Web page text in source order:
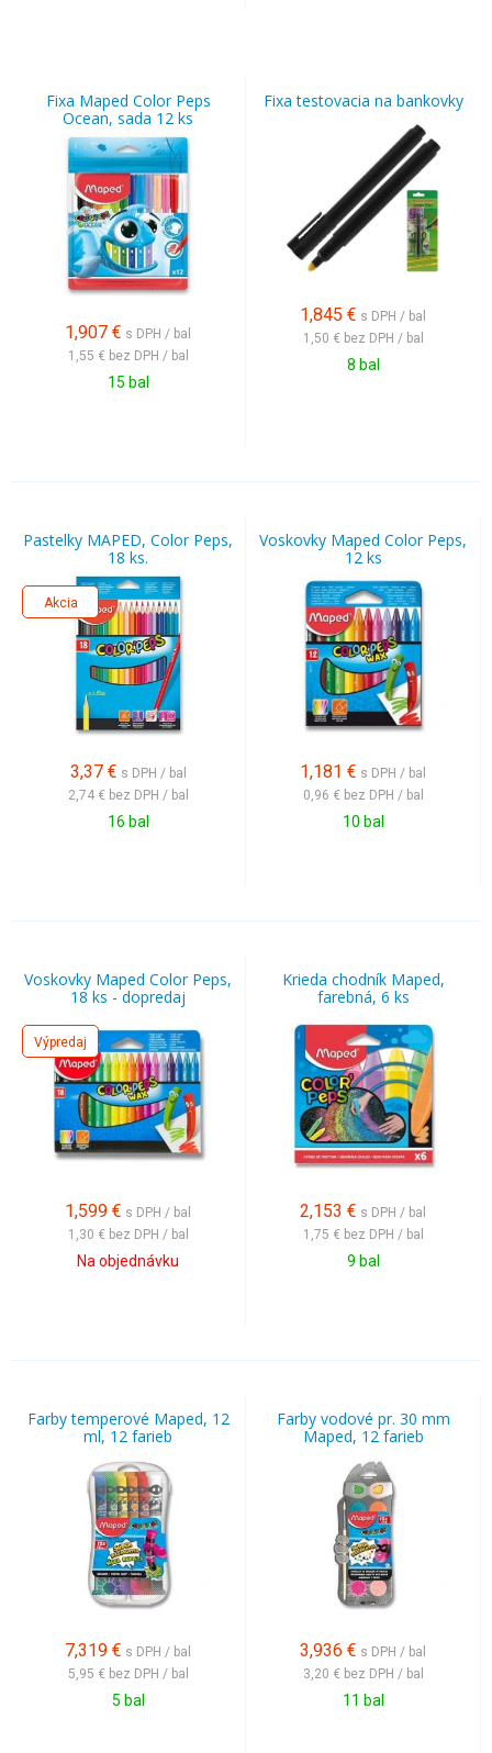
Fixa Maped Color Peps
Ocean, sada 12 ks
1,907 € s DPH / bal
1,55 € bez DPH / bal
15 bal
Fixa testovacia na bankovky
1,845 € s DPH / bal
1,50 € bez DPH / bal
8 bal
Pastelky MAPED, Color Peps,
18 ks.
Akcia
3,37 € s DPH / bal
2,74 € bez DPH / bal
16 bal
Voskovky Maped Color Peps,
12 ks
1,181 € s DPH / bal
0,96 € bez DPH / bal
10 bal
Voskovky Maped Color Peps,
18 ks - dopredaj
Výpredaj
1,599 € s DPH / bal
1,30 € bez DPH / bal
Na objednávku
Krieda chodník Maped,
farebná, 6 ks
2,153 € s DPH / bal
1,75 € bez DPH / bal
9 bal
Farby temperové Maped, 12
ml, 12 farieb
7,319 € s DPH / bal
5,95 € bez DPH / bal
5 bal
Farby vodové pr. 30 mm
Maped, 12 farieb
3,936 € s DPH / bal
3,20 € bez DPH / bal
11 bal